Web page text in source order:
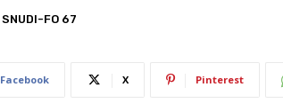
SNUDI-FO 67
Facebook X Pinterest